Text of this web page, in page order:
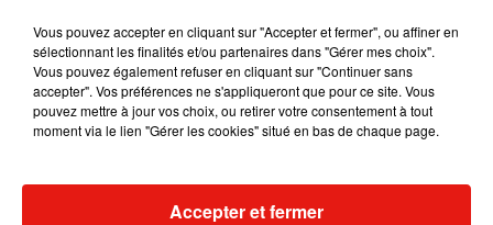
Vous pouvez accepter en cliquant sur "Accepter et fermer", ou affiner en
sélectionnant les finalités et/ou partenaires dans "Gérer mes choix".
Vous pouvez également refuser en cliquant sur "Continuer sans
accepter". Vos préférences ne s'appliqueront que pour ce site. Vous
pouvez mettre à jour vos choix, ou retirer votre consentement à tout
moment via le lien "Gérer les cookies" situé en bas de chaque page.
Accepter et fermer